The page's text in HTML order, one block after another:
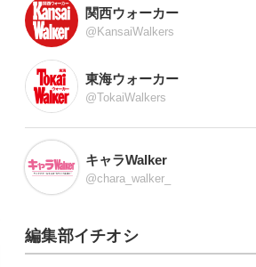
関西ウォーカー
@KansaiWalkers
東海ウォーカー
@TokaiWalkers
キャラWalker
@chara_walker_
編集部イチオシ